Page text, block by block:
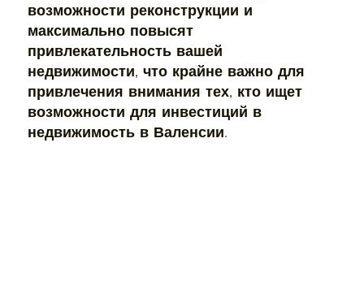
возможности реконструкции и
максимально повысят
привлекательность вашей
недвижимости, что крайне важно для
привлечения внимания тех, кто ищет
возможности для инвестиций в
недвижимость в Валенсии.